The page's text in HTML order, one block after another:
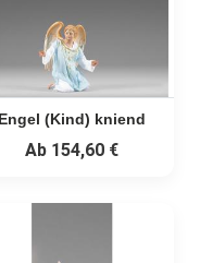
Engel (Kind) kniend
Ab 154,60 €